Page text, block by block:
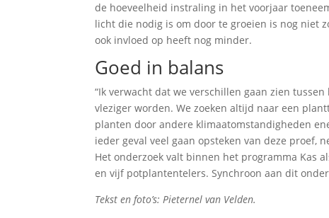
de hoeveelheid instraling in het voorjaar
licht die nodig is om door te groeien is nog niet
ook invloed op heeft nog minder.
Goed in balans
“Ik verwacht dat we verschillen gaan zien
vleziger worden. We zoeken altijd naar een
planten door andere klimaatomstandigheden
ieder geval veel gaan opsteken van deze proef,
Het onderzoek valt binnen het programma Kas
en vijf potplantentelers. Synchroon aan dit
Tekst en foto’s: Pieternel van Velden.